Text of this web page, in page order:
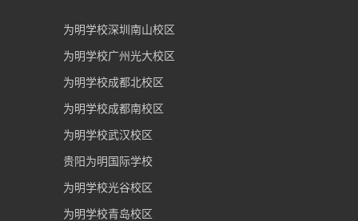
为明学校深圳南山校区
为明学校广州光大校区
为明学校成都北校区
为明学校成都南校区
为明学校武汉校区
贵阳为明国际学校
为明学校光谷校区
为明学校青岛校区